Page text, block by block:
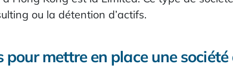
ou la détention d’actifs.
pour mettre en place une